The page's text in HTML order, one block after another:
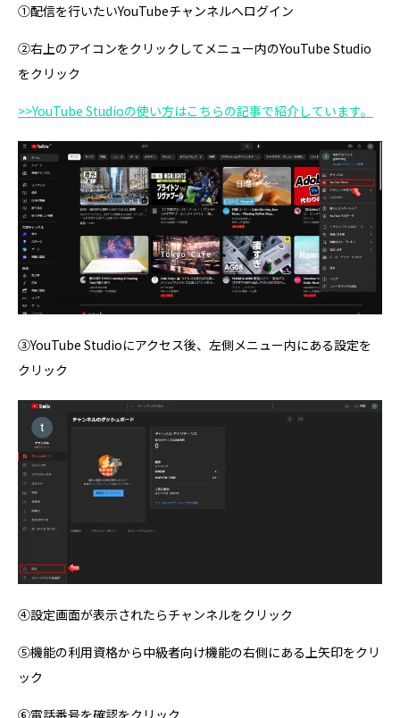
①配信を行いたいYouTubeチャンネルへログイン
②右上のアイコンをクリックしてメニュー内のYouTube Studio
をクリック
>>YouTube Studioの使い方はこちらの記事で紹介しています。
③YouTube Studioにアクセス後、左側メニュー内にある設定を
クリック
④設定画面が表示されたらチャンネルをクリック
⑤機能の利用資格から中級者向け機能の右側にある上矢印をクリ
ック
⑥電話番号を確認をクリック